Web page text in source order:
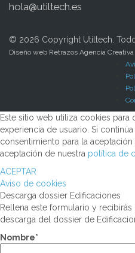
hola@utiltech.es
© 2026 Copyright Utiltech.
Diseño web Retrazos Agencia Creativa
Este sitio web utiliza cookies para
experiencia de usuario. Si
consentimiento para la
aceptación de nuestra política de
ACEPTAR
Aviso de cookies
Descarga dossier Edificaciones
Rellena este formulario y
descarga del dossier de
Nombre*